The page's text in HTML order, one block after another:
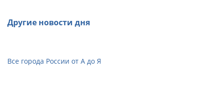
Другие новости дня
Все города России от А до Я